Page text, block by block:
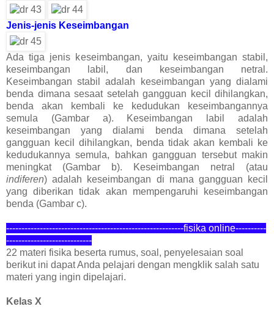
Jenis-jenis Keseimbangan
Ada tiga jenis keseimbangan, yaitu keseimbangan stabil,
keseimbangan labil, dan keseimbangan netral.
Keseimbangan stabil adalah keseimbangan yang dialami
benda dimana sesaat setelah gangguan kecil dihilangkan,
benda akan kembali ke kedudukan keseimbangannya
semula (Gambar a). Keseimbangan labil adalah
keseimbangan yang dialami benda dimana setelah
gangguan kecil dihilangkan, benda tidak akan kembali ke
kedudukannya semula, bahkan gangguan tersebut makin
meningkat (Gambar b). Keseimbangan netral (atau
indiferen) adalah keseimbangan di mana gangguan kecil
yang diberikan tidak akan mempengaruhi keseimbangan
benda (Gambar c).
----------------------------------------------------------fisika online----------
----------------------------
22 materi fisika beserta rumus, soal, penyelesaian soal
berikut ini dapat Anda pelajari dengan mengklik salah satu
materi yang ingin dipelajari.
Kelas X